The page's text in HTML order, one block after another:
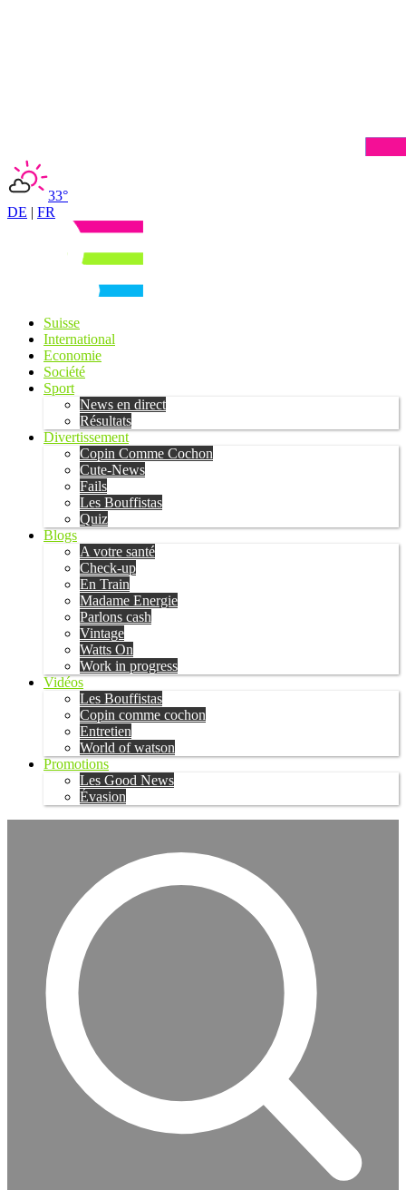
33°
DE | FR
Suisse
International
Economie
Société
Sport
News en direct
Résultats
Divertissement
Copin Comme Cochon
Cute-News
Fails
Les Bouffistas
Quiz
Blogs
A votre santé
Check-up
En Train
Madame Energie
Parlons cash
Vintage
Watts On
Work in progress
Vidéos
Les Bouffistas
Copin comme cochon
Entretien
World of watson
Promotions
Les Good News
Évasion